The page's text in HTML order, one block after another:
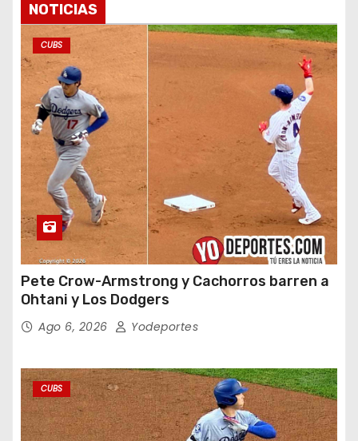
NOTICIAS
CUBS
Pete Crow-Armstrong y Cachorros barren a
Ohtani y Los Dodgers
Ago 6, 2026 Yodeportes
CUBS